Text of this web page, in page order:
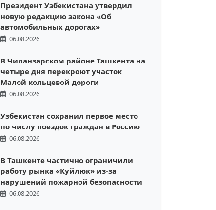
Президент Узбекистана утвердил
новую редакцию закона «Об
автомобильных дорогах»
06.08.2026
В Чиланзарском районе Ташкента на
четыре дня перекроют участок
Малой кольцевой дороги
06.08.2026
Узбекистан сохранил первое место
по числу поездок граждан в Россию
06.08.2026
В Ташкенте частично ограничили
работу рынка «Куйлюк» из-за
нарушений пожарной безопасности
06.08.2026